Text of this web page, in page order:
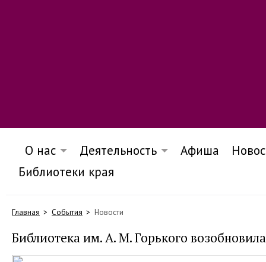
О нас Деятельность Афиша
Библиотеки края
Главная События Новости
Библиотека им. А. М. Горького